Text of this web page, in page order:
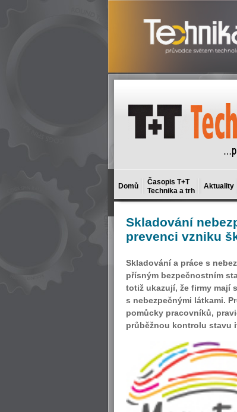
Domů
Časopis T+T
Technika a trh
Aktuality
Skladování
prevenci vzniku
Skladování a práce s
přísným bezpečnostním
totiž ukazují, že firmy mají
s nebezpečnými látkami.
pomůcky pracovníků,
průběžnou kontrolu stavu